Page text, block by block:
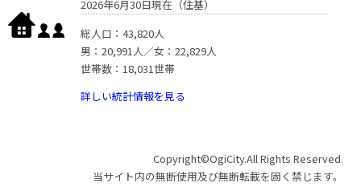
2026年6月30日現在（住基）
総人口：43,820人
男：20,991人／女：22,829人
世帯数：18,031世帯
詳しい統計情報を見る
Copyright©OgiCity.All Rights Reserved.
当サイト内の無断使用及び無断転載を固く禁じます。